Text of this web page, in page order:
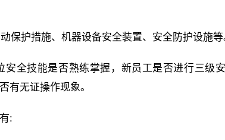
保护措施、机器设备安全装置、安全防护设施
全技能是否熟练掌握，新员工是否进行三级
有无证操作现象。
: